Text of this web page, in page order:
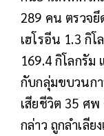
289 คน ตรวจยึ
เฮโรอีน 1.3 กิ
169.4 กิโลกรั
กับกลุ่มขบวนก
เสียชีวิต 35 ศ
กล่าว ถูกลำเลี